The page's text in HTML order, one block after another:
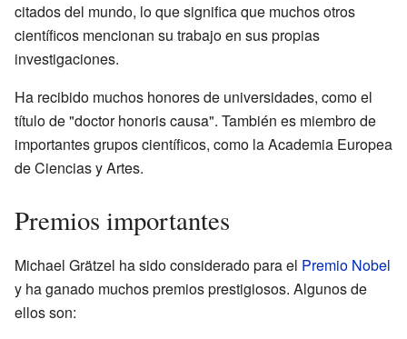
citados del mundo, lo que significa que muchos otros
científicos mencionan su trabajo en sus propias
investigaciones.
Ha recibido muchos honores de universidades, como el
título de "doctor honoris causa". También es miembro de
importantes grupos científicos, como la Academia Europea
de Ciencias y Artes.
Premios importantes
Michael Grätzel ha sido considerado para el Premio Nobel
y ha ganado muchos premios prestigiosos. Algunos de
ellos son: